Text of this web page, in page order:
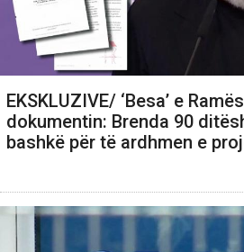
EKSKLUZIVE/ ‘Besa’ e
dokumentin: Brenda 90
bashkë për të ardhmen e